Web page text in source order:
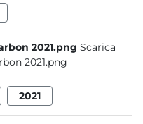
2021.png Scarica
2021.png
2021